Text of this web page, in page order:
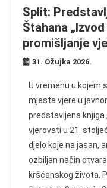
Split:
Štahana
promišljanje
31. Ožujka 2026.
U vremenu u kojem
mjesta vjere u
predstavljena knjiga
vjerovati u 21.
djelo koje na jasan,
ozbiljan način
kršćanskog života.